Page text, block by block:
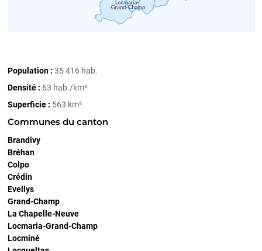
Population : 35 416 hab.
Densité : 63 hab./km²
Superficie : 563 km²
Communes du canton
Brandivy
Bréhan
Colpo
Crédin
Evellys
Grand-Champ
La Chapelle-Neuve
Locmaria-Grand-Champ
Locminé